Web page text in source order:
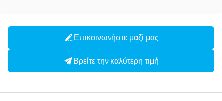
Επικοινωνήστε μαζί μας
Βρείτε την καλύτερη τιμή